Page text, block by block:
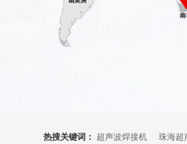
热搜关键词： 超声波焊接机 珠海超